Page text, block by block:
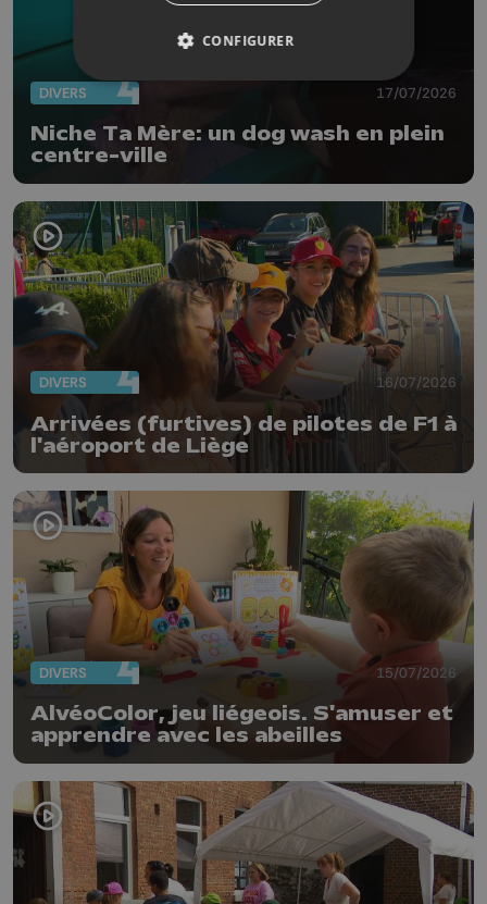
DIVERS 17/07/2026
Niche Ta Mère: un dog wash en plein
centre-ville
DIVERS 16/07/2026
Arrivées (furtives) de pilotes de F1 à
l'aéroport de Liège
DIVERS 15/07/2026
AlvéoColor, jeu liégeois. S'amuser et
apprendre avec les abeilles
CONFIGURER